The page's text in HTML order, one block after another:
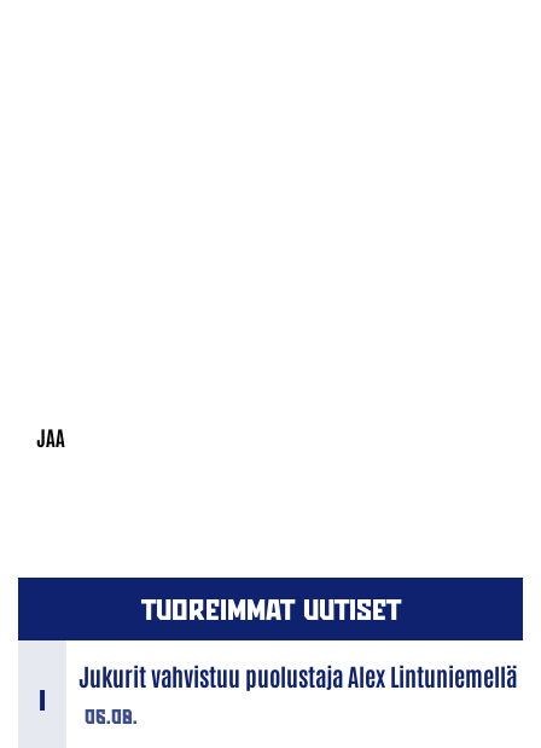
TUOREIMMAT UUTISET
06.08.
Jukurit vahvistuu puolustaja Alex Lintuniemellä